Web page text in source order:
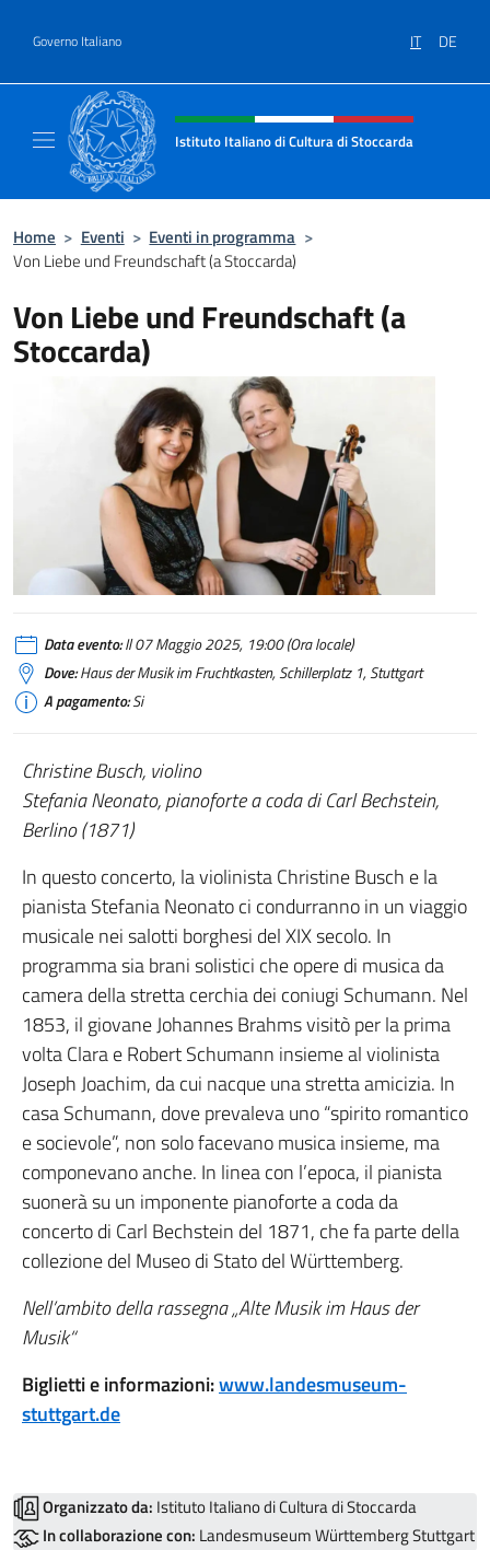
Governo Italiano IT DE
Intestazione sito, social e menù
Istituto Italiano di Cultura di Stoccarda
Home > Eventi > Eventi in programma >
Von Liebe und Freundschaft (a Stoccarda)
Von Liebe und Freundschaft (a
Stoccarda)
Data evento:Il 07 Maggio 2025, 19:00 (Ora locale)
Dove:Haus der Musik im Fruchtkasten, Schillerplatz 1, Stuttgart
A pagamento:Si
Christine Busch, violino
Stefania Neonato, pianoforte a coda di Carl Bechstein,
Berlino (1871)
In questo concerto, la violinista Christine Busch e la
pianista Stefania Neonato ci condurranno in un viaggio
musicale nei salotti borghesi del XIX secolo. In
programma sia brani solistici che opere di musica da
camera della stretta cerchia dei coniugi Schumann. Nel
1853, il giovane Johannes Brahms visitò per la prima
volta Clara e Robert Schumann insieme al violinista
Joseph Joachim, da cui nacque una stretta amicizia. In
casa Schumann, dove prevaleva uno “spirito romantico
e socievole”, non solo facevano musica insieme, ma
componevano anche. In linea con l’epoca, il pianista
suonerà su un imponente pianoforte a coda da
concerto di Carl Bechstein del 1871, che fa parte della
collezione del Museo di Stato del Württemberg.
Nell’ambito della rassegna „Alte Musik im Haus der
Musik“
Biglietti e informazioni:www.landesmuseum-
stuttgart.de
Organizzato da: Istituto Italiano di Cultura di Stoccarda
In collaborazione con: Landesmuseum Württemberg Stuttgart